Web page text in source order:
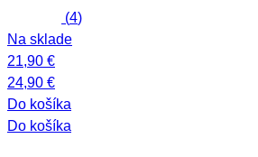
(4)
Na sklade
21,90 €
24,90 €
Do košíka
Do košíka